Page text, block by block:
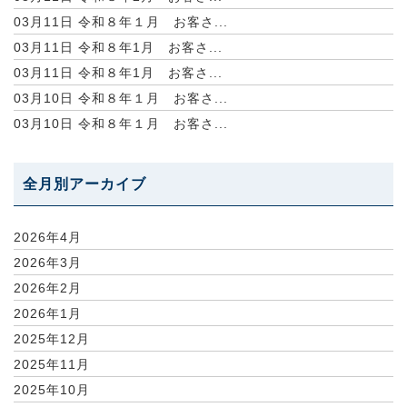
03月11日 令和８年１月 お客さ...
03月11日 令和８年1月 お客さ...
03月11日 令和８年1月 お客さ...
03月10日 令和８年１月 お客さ...
03月10日 令和８年１月 お客さ...
全月別アーカイブ
2026年4月
2026年3月
2026年2月
2026年1月
2025年12月
2025年11月
2025年10月